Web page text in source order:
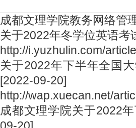
成都文理学院教务网络管
关于2022年冬学位英语考
http://i.yuzhulin.com/
关于2022年下半年全国
[2022-09-20]
http://wap.xuecan.net/
成都文理学院关于2022